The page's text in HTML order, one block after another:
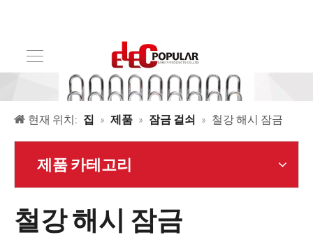
현재 위치: 집 » 제품 » 잠금 걸쇠 » 철강 해시 잠금
제품 카테고리
철강 해시 잠금